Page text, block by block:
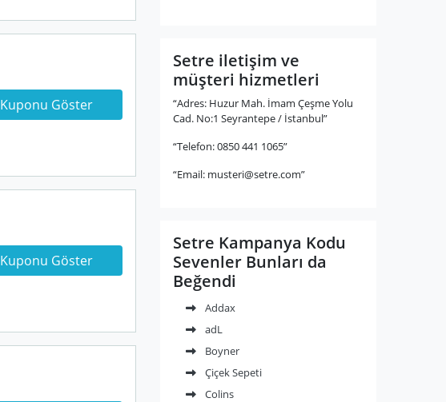
Kuponu Göster
Kuponu Göster
Setre iletişim ve
müşteri hizmetleri
“Adres: Huzur Mah. İmam Çeşme Yolu
Cad. No:1 Seyrantepe / İstanbul”
“Telefon: 0850 441 1065”
“Email: musteri@setre.com”
Setre Kampanya Kodu
Sevenler Bunları da
Beğendi
Addax
adL
Boyner
Çiçek Sepeti
Colins